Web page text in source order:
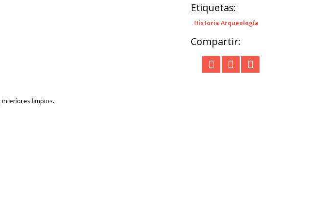
limpios.
Etiquetas:
Historia Arqueología
Compartir: